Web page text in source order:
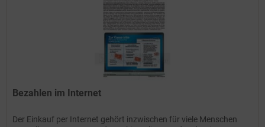
Bezahlen im Internet
Der Einkauf per Internet gehört inzwischen für viele Menschen